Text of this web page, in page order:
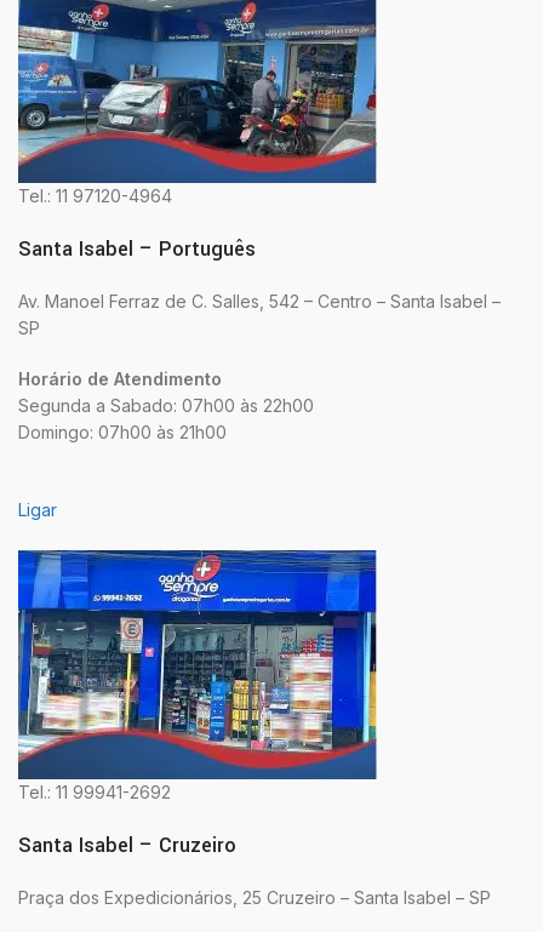
Tel.: 11 97120-4964
Santa Isabel – Português
Av. Manoel Ferraz de C. Salles, 542 – Centro – Santa Isabel –
SP
Horário de Atendimento
Segunda a Sabado: 07h00 às 22h00
Domingo: 07h00 às 21h00
Ligar
Tel.: 11 99941-2692
Santa Isabel – Cruzeiro
Praça dos Expedicionários, 25 Cruzeiro – Santa Isabel – SP